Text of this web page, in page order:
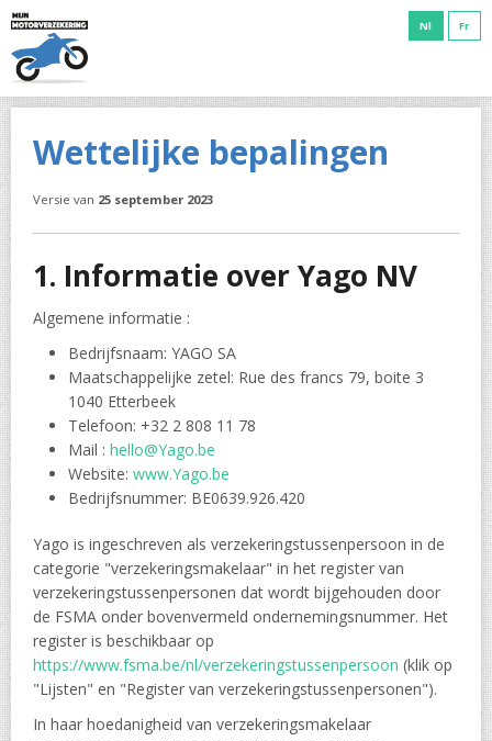
Nl Fr
Wettelijke bepalingen
Versie van 25 september 2023
1. Informatie over Yago NV
Algemene informatie :
Bedrijfsnaam: YAGO SA
Maatschappelijke zetel: Rue des francs 79, boite 3
1040 Etterbeek
Telefoon: +32 2 808 11 78
Mail : hello@Yago.be
Website: www.Yago.be
Bedrijfsnummer: BE0639.926.420
Yago is ingeschreven als verzekeringstussenpersoon in de
categorie "verzekeringsmakelaar" in het register van
verzekeringstussenpersonen dat wordt bijgehouden door
de FSMA onder bovenvermeld ondernemingsnummer. Het
register is beschikbaar op
https://www.fsma.be/nl/verzekeringstussenpersoon (klik op
"Lijsten" en "Register van verzekeringstussenpersonen").
In haar hoedanigheid van verzekeringsmakelaar